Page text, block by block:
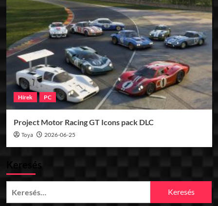
Hírek PC
Project Motor Racing GT Icons pack DLC
Toya 2026-06-25
Keresés